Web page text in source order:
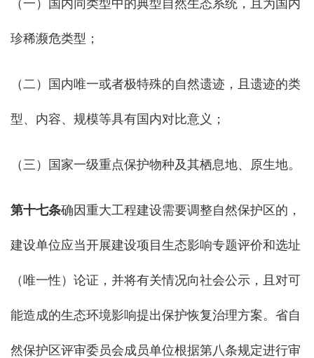
（一）国内同类型中的典型自然生态系统，且为国内
珍稀濒危类型；
（二）国内唯一或者极特殊的自然遗迹，且遗迹的类
型、内容、规模等具有国内对比意义；
（三）国家一级重点保护物种及其栖息地、原生地。
第十七条确因重大工程建设需要调整自然保护区的，
建设单位应当开展建设项目生态影响专题评价和选址
（唯一性）论证，并将有关情况向社会公示，且对可
能造成的生态环境影响提出保护恢复治理方案。省自
然保护区评审委员会成员单位根据第八条规定进行审